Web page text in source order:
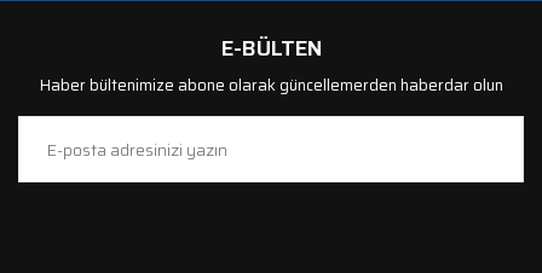
E-BÜLTEN
Haber bültenimize abone olarak güncellemerden haberdar olun